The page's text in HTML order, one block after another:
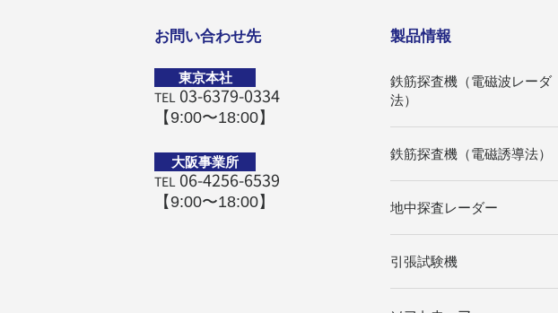
お問い合わせ先
東京本社
TEL 03-6379-0334
【9:00〜18:00】
大阪事業所
TEL 06-4256-6539
【9:00〜18:00】
製品情報
鉄筋探査機（電磁波レーダ
法）
鉄筋探査機（電磁誘導法）
地中探査レーダー
引張試験機